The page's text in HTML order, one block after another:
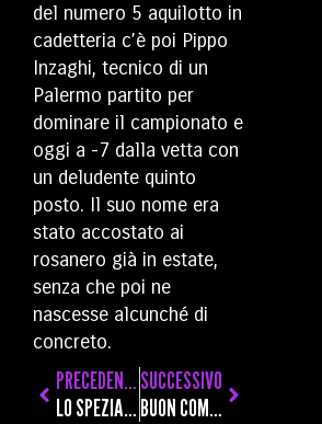
del numero 5 aquilotto in
cadetteria c’è poi Pippo
Inzaghi, tecnico di un
Palermo partito per
dominare il campionato e
oggi a -7 dalla vetta con
un deludente quinto
posto. Il suo nome era
stato accostato ai
rosanero già in estate,
senza che poi ne
nascesse alcunché di
concreto.
PRECEDENTE
LO SPEZIA ALLA PARTITA DECISIVA CON LA ROSA CONTATA TRA ACCIACCATI E GIOCATORI CON LA VALIGIA IN MANO
SUCCESSIVO
BUON COMPLEANNO RLV: LA “RADIO A COLORI” SI AVVIA AL MEZZO SECOLO DI VITA CON GRANDI NOVITÀ IN VISTA